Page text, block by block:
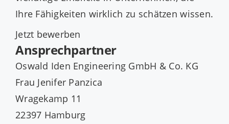
Ihre Fähigkeiten wirklich zu schätzen wissen.
Jetzt bewerben
Ansprechpartner
Oswald Iden Engineering GmbH & Co. KG
Frau Jenifer Panzica
Wragekamp 11
22397 Hamburg